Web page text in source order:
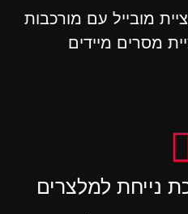
מובייל עם מורכבות
מסרים מיידים
נייחת למלצרים